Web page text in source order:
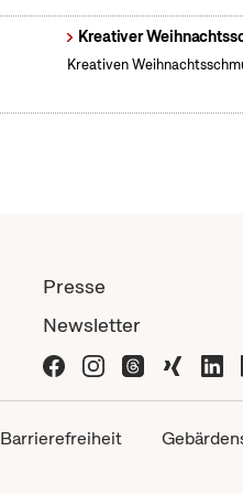
Kreativer
Kreativen
Presse
Newsletter
Barrierefreiheit